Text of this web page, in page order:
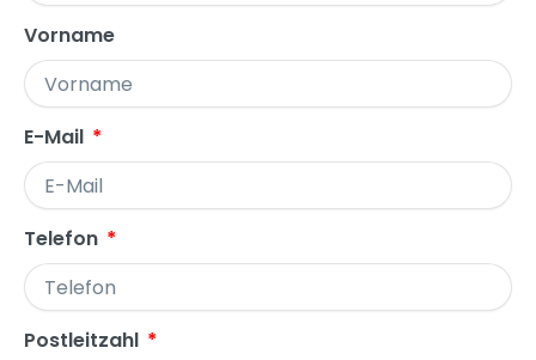
Vorname
E-Mail
Telefon
Postleitzahl